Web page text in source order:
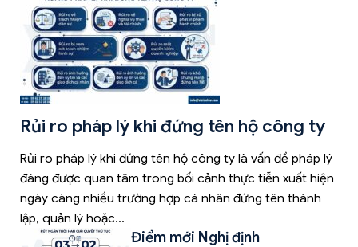
Rủi ro pháp lý khi đứng tên hộ công ty
Rủi ro pháp lý khi đứng tên hộ công ty là vấn đề pháp lý
đáng được quan tâm trong bối cảnh thực tiễn xuất hiện
ngày càng nhiều trường hợp cá nhân đứng tên thành
lập, quản lý hoặc…
Điểm mới Nghị định